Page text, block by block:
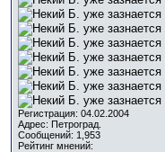
Регистрация: 04.02.2004
Адрес: Петроград.
Сообщений: 1,953
Рейтинг мнений: